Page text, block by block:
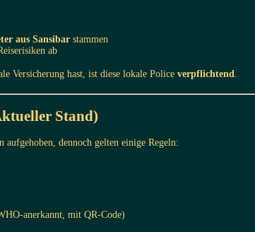
aus Sansibar stammen
ab
Versicherung hast, ist diese lokale Police verpflichtend.
Stand)
aufgehoben, dennoch gelten einige Regeln:
anerkannt, mit QR-Code)